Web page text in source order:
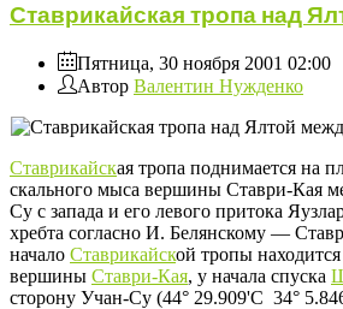
Ставрикайская тропа над
Пятница, 30 ноября 2001 02:00
Автор Валентин Нужденко
Ставрикайская тропа поднимается на
скального мыса вершины Ставри-Кая
Су с запада и его левого притока
хребта согласно И. Белянскому —
начало Ставрикайской тропы
вершины Ставри-Кая, у начала спуска
сторону Учан-Су (44° 29.909'С 34°